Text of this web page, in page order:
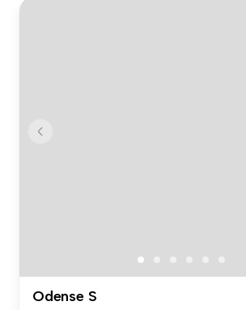
Odense S